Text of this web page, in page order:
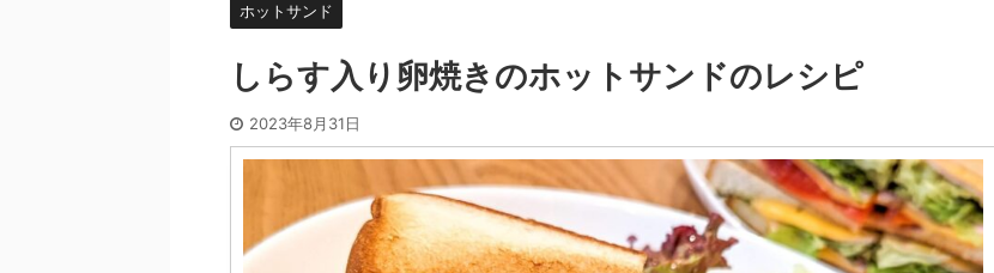
ホットサンド
しらす入り卵焼きのホットサンドのレシピ
2023年8月31日